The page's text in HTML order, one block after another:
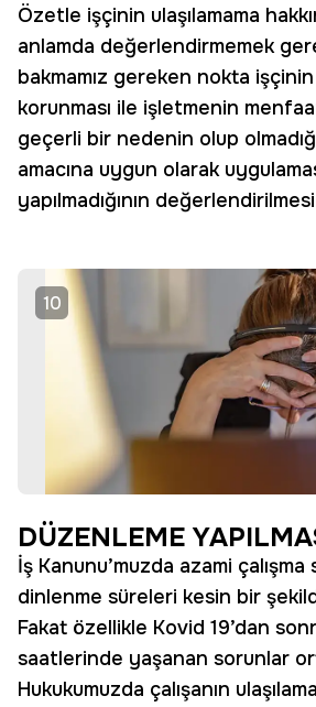
Özetle işçinin ulaşılamama
anlamda değerlendirmemek
bakmamız gereken nokta
korunması ile işletmenin
geçerli bir nedenin olup
amacına uygun olarak
yapılmadığının
10
DÜZENLEME
İş Kanunu’muzda azami
dinlenme süreleri kesin bir
Fakat özellikle Kovid 19’dan
saatlerinde yaşanan sorunlar
Hukukumuzda çalışanın